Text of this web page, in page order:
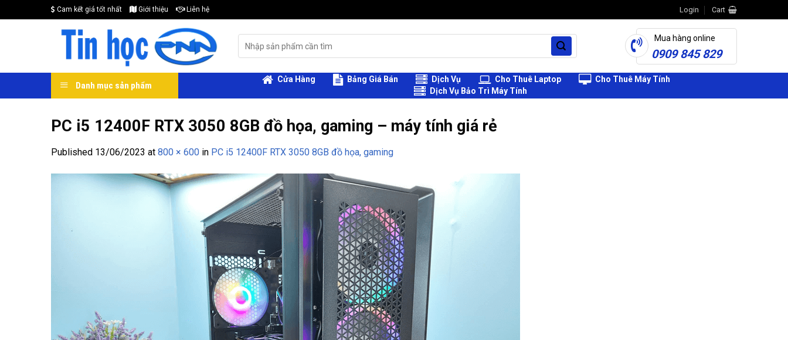
to
Cam kết giá tốt nhất Giới thiệu Liên hệ Login Cart
for:
Mua hàng online
0909 845 829
Danh mục sản phẩm
Cửa Hàng Bảng Giá Bán Dịch Vụ Cho Thuê Laptop
Cho Thuê Máy Tính
Dịch Vụ Bảo Trì Máy Tính
PC i5 12400F RTX 3050 8GB đồ họa, gaming – máy tính giá rẻ
Published 13/06/2023 at 800 × 600 in PC i5 12400F RTX 3050 8GB đồ họa, gaming